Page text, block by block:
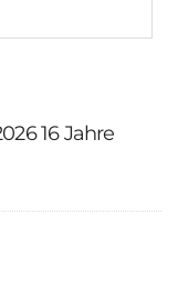
16 Jahre